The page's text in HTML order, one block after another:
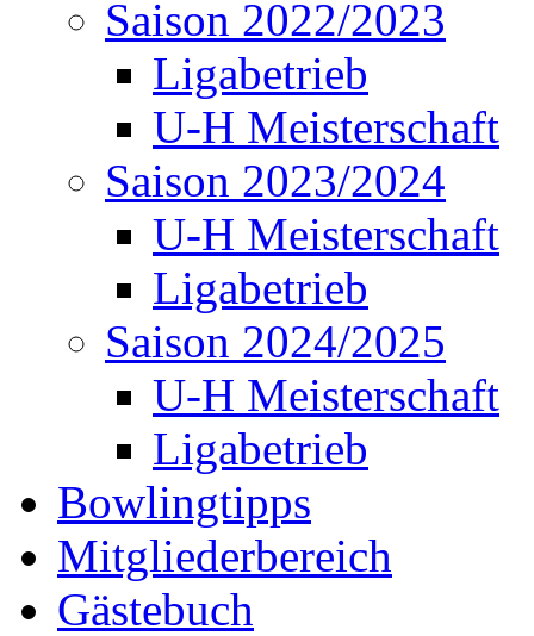
Saison 2022/2023
Ligabetrieb
U-H Meisterschaft
Saison 2023/2024
U-H Meisterschaft
Ligabetrieb
Saison 2024/2025
U-H Meisterschaft
Ligabetrieb
Bowlingtipps
Mitgliederbereich
Gästebuch